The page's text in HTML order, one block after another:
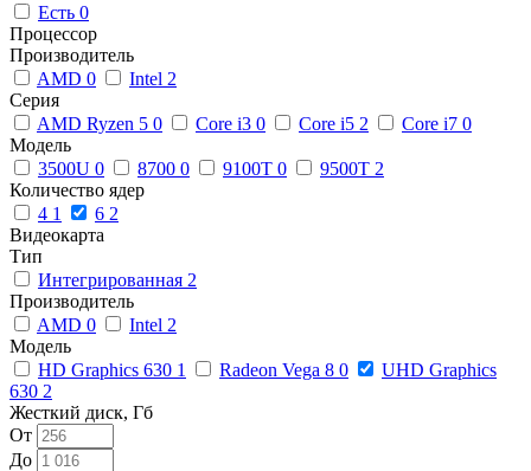
Есть 0
Процессор
Производитель
AMD 0 Intel 2
Серия
AMD Ryzen 5 0 Core i3 0 Core i5 2 Core i7 0
Модель
3500U 0 8700 0 9100T 0 9500T 2
Количество ядер
4 1 6 2
Видеокарта
Тип
Интегрированная 2
Производитель
AMD 0 Intel 2
Модель
HD Graphics 630 1 Radeon Vega 8 0
UHD Graphics
630 2
Жесткий диск, Гб
От
До